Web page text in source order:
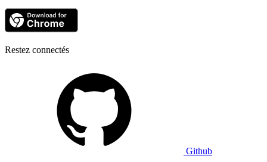
Restez connectés
Github